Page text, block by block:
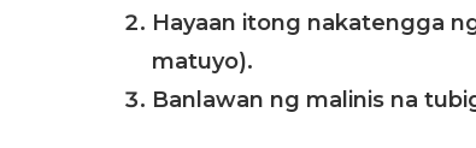
Hayaan itong nakatengga
matuyo).
Banlawan ng malinis na